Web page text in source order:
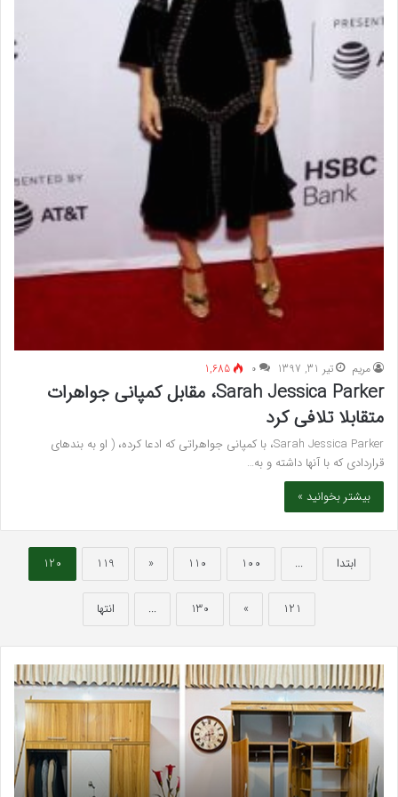
مريم تیر 31, 1397 ۰ 1,685
Sarah Jessica Parker، مقابل کمپانی جواهرات
متقابلا تلافی کرد
Sarah Jessica Parker، با کمپانی جواهراتی که ادعا کرده، ( او به بندهای
قراردادی که با آنها داشته و به…
بیشتر بخوانید »
ابتدا ...
100
110
«
119
120
121
»
130
... انتها
بهترین
کلینیک
زیبایی
فردیس
کرج؛
دکتر
قند
و